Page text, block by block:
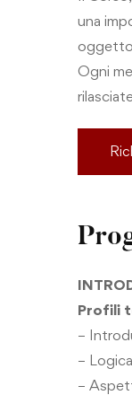
una
oggetto
Ogni
Profili
–
–
–